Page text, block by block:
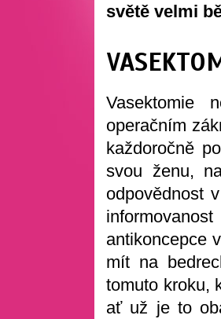
světě velmi
Vasektomie
operačním
každoročně
svou ženu,
odpovědnost
antikoncepce
mít na
tomuto kroku,
ať už je to